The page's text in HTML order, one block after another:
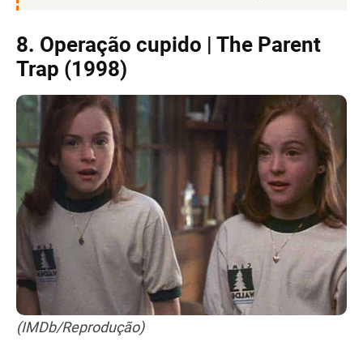
8. Operação cupido | The Parent
Trap (1998)
(IMDb/Reprodução)